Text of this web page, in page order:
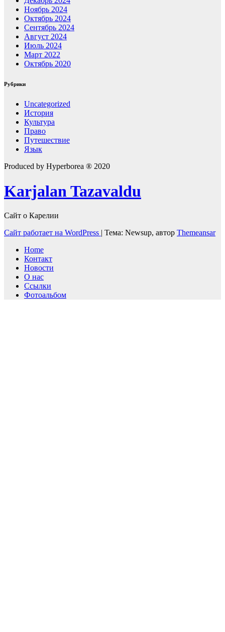
Ноябрь 2024
Октябрь 2024
Сентябрь 2024
Август 2024
Июль 2024
Март 2022
Октябрь 2020
Рубрики
Uncategorized
История
Культура
Право
Путешествие
Язык
Produced by Hyperborea ® 2020
Karjalan Tazavaldu
Сайт о Карелии
Сайт работает на WordPress | Тема: Newsup, автор Themeansar
Home
Контакт
Новости
О нас
Ссылки
Фотоальбом